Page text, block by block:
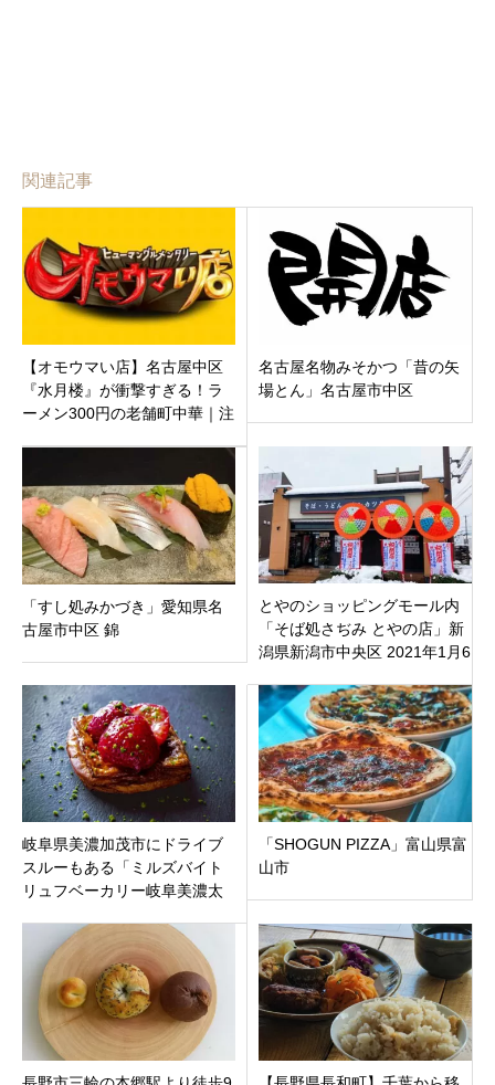
関連記事
【オモウマい店】名古屋中区
『水月楼』が衝撃すぎる！ラ
ーメン300円の老舗町中華｜注
名古屋名物みそかつ「昔の矢
場とん」名古屋市中区
「すし処みかづき」愛知県名
古屋市中区 錦
とやのショッピングモール内
「そば処さぢみ とやの店」新
潟県新潟市中央区 2021年1月6
岐阜県美濃加茂市にドライブ
スルーもある「ミルズバイト
リュフベーカリー岐阜美濃太
人気のパン屋がオープン
「SHOGUN PIZZA」富山県富
山市